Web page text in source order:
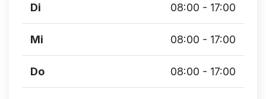
Di 08:00 - 17:00
Mi 08:00 - 17:00
Do 08:00 - 17:00